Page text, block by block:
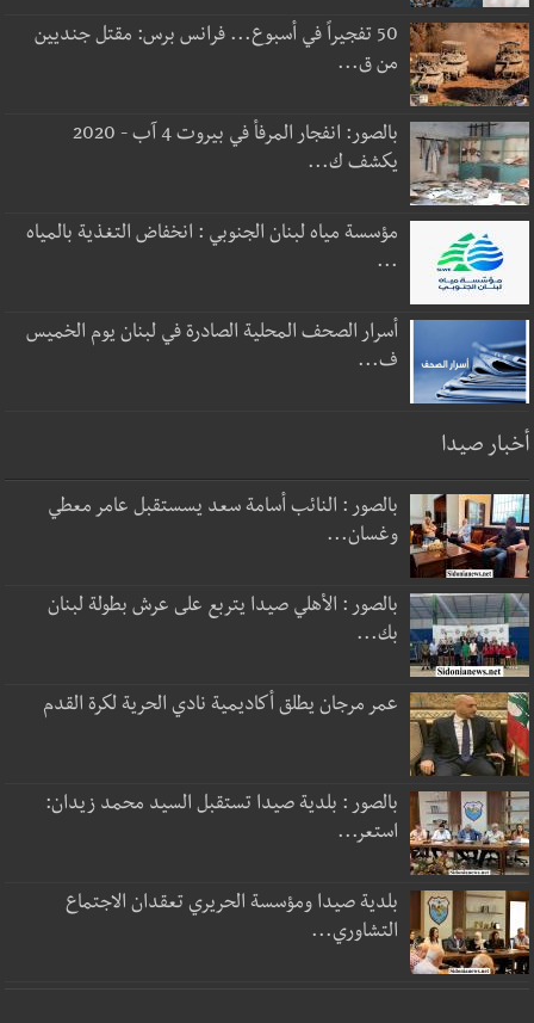
50 تفجيراً في أسبوع... فرانس برس: مقتل جنديين
من ق...
بالصور: انفجار المرفأ في بيروت 4 آب - 2020
يكشف ك...
مؤسسة مياه لبنان الجنوبي : انخفاض التغذية بالمياه
...
أسرار الصحف المحلية الصادرة في لبنان يوم الخميس
ف...
أخبار صيدا
بالصور : النائب أسامة سعد يسستقبل عامر معطي
وغسان...
بالصور : الأهلي صيدا يتربع على عرش بطولة لبنان
بك...
عمر مرجان يطلق أكاديمية نادي الحرية لكرة القدم
بالصور : بلدية صيدا تستقبل السيد محمد زيدان:
استعر...
بلدية صيدا ومؤسسة الحريري تعقدان الاجتماع
التشاوري...